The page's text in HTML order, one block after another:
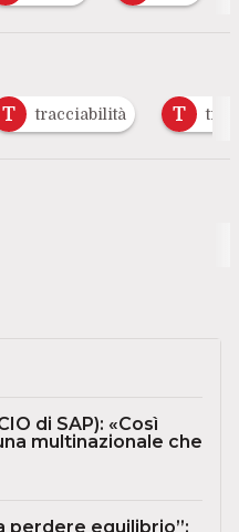
tracciabilità trading
di SAP): «Così
multinazionale che
perdere equilibrio”: